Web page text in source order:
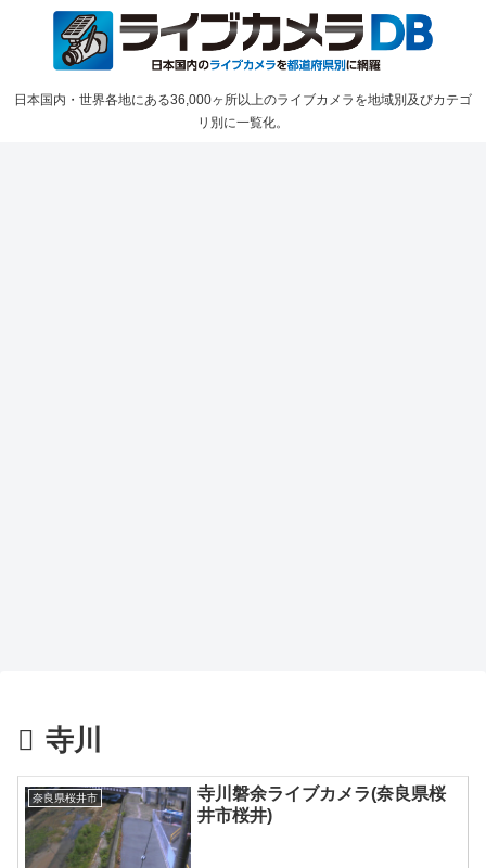
日本国内・世界各地にある36,000ヶ所以上のライブカメラを地域別及びカテゴ
リ別に一覧化。
寺川
奈良県桜井市
寺川磐余ライブカメラ(奈良県桜
井市桜井)